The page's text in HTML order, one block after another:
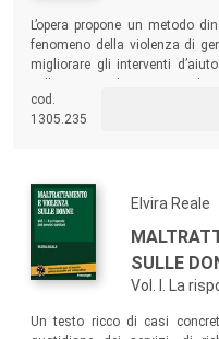
L’opera propone un metodo
fenomeno della violenza di
migliorare gli interventi
interessati a implementare
governare il processo di
cod.
1305.235
Elvira Reale
SULLE
Vol. I. La
Un testo ricco di casi